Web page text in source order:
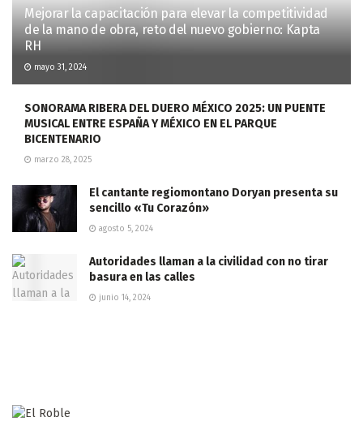
Mejorar la capacitación para elevar la competitividad
de la mano de obra, reto del nuevo gobierno: Kapta
RH
mayo 31, 2024
SONORAMA RIBERA DEL DUERO MÉXICO 2025: UN PUENTE
MUSICAL ENTRE ESPAÑA Y MÉXICO EN EL PARQUE
BICENTENARIO
marzo 28, 2025
El cantante regiomontano Doryan presenta su
sencillo «Tu Corazón»
agosto 5, 2024
Autoridades llaman a la civilidad con no tirar
basura en las calles
junio 14, 2024